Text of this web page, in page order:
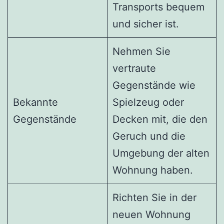
Transports bequem
und sicher ist.
Bekannte
Gegenstände
Nehmen Sie
vertraute
Gegenstände wie
Spielzeug oder
Decken mit, die den
Geruch und die
Umgebung der alten
Wohnung haben.
Richten Sie in der
neuen Wohnung